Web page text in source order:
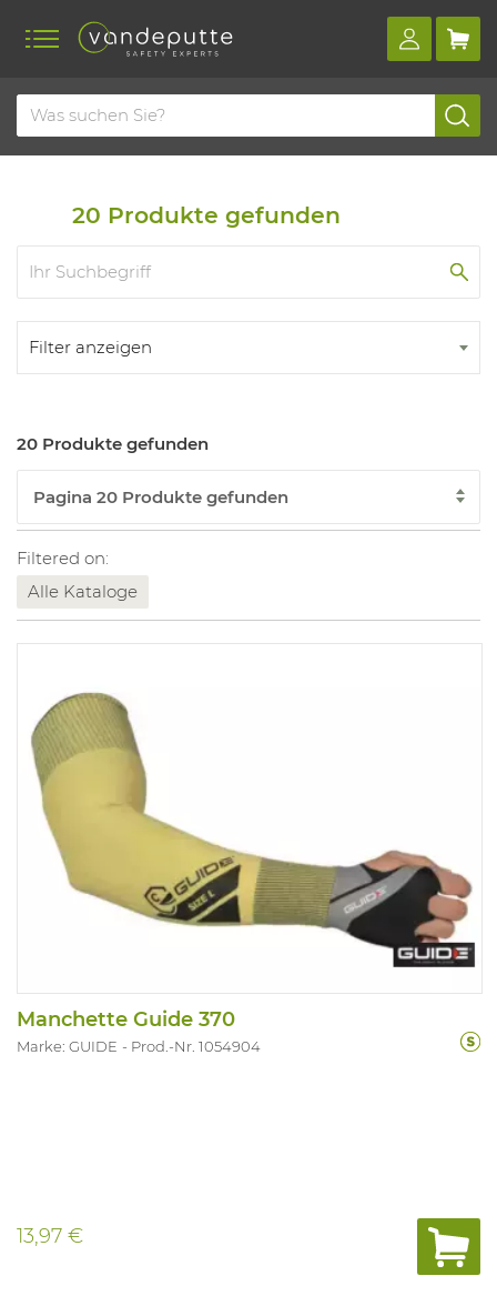
Home Produkte
Armschutzvorrichtungen
Schnittschutz für den arm
20 Produkte gefunden
Filter anzeigen
20 Produkte gefunden
Filtered on:
Alle Kataloge
Manchette Guide 370
Marke: GUIDE Prod.-Nr. 1054904
13,97 €